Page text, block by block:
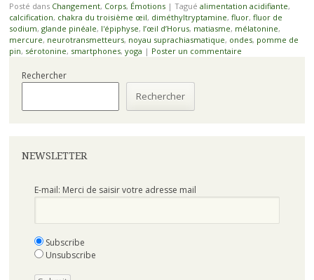
Posté dans Changement, Corps, Émotions | Tagué alimentation acidifiante,
calcification, chakra du troisième œil, diméthyltryptamine, fluor, fluor de
sodium, glande pinéale, l'épiphyse, l’œil d’Horus, matiasme, mélatonine,
mercure, neurotransmetteurs, noyau suprachiasmatique, ondes, pomme de
pin, sérotonine, smartphones, yoga | Poster un commentaire
Rechercher
Rechercher
NEWSLETTER
E-mail: Merci de saisir votre adresse mail
Subscribe
Unsubscribe